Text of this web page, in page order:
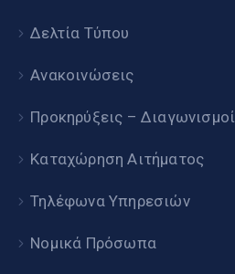
Δελτία Τύπου
Ανακοινώσεις
Προκηρύξεις – Διαγωνισμοί
Καταχώρηση Αιτήματος
Τηλέφωνα Υπηρεσιών
Νομικά Πρόσωπα